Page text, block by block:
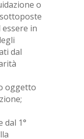
o
in
dal
oggetto
dal 1°